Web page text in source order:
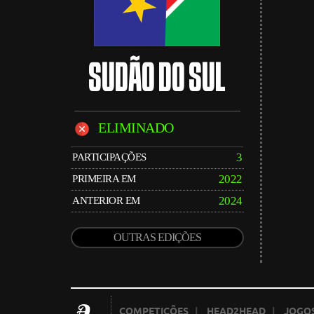
SUDÃO DO SUL
ELIMINADO
PARTICIPAÇÕES 3
PRIMEIRA EM 2022
ANTERIOR EM 2024
OUTRAS EDIÇÕES
COMPETIÇÕES HEAD2HEAD |